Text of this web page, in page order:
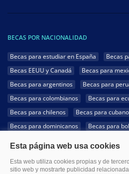
BECAS POR NACIONALIDAD
Becas para estudiar en España
Becas
Becas EEUU y Canadá
Becas para
Becas para argentinos
Becas para
Becas para colombianos
Becas para
Becas para chilenos
Becas para
Becas para dominicanos
Becas para
Becas para hondureños
Becas para